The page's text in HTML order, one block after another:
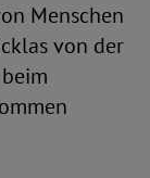
Menschen
von der